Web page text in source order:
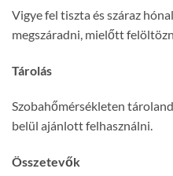
Vigye fel tiszta és száraz
megszáradni, mielőtt
Tárolás
Szobahőmérsékleten
belül ajánlott felhasználni.
Összetevők